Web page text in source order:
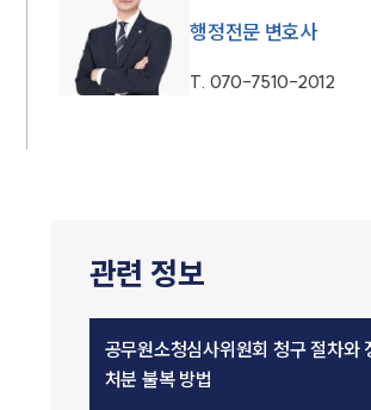
행정전문 변호사
T. 070-7510-2012
관련 정보
공무원소청심사위원회 청구 절차와
처분 불복 방법